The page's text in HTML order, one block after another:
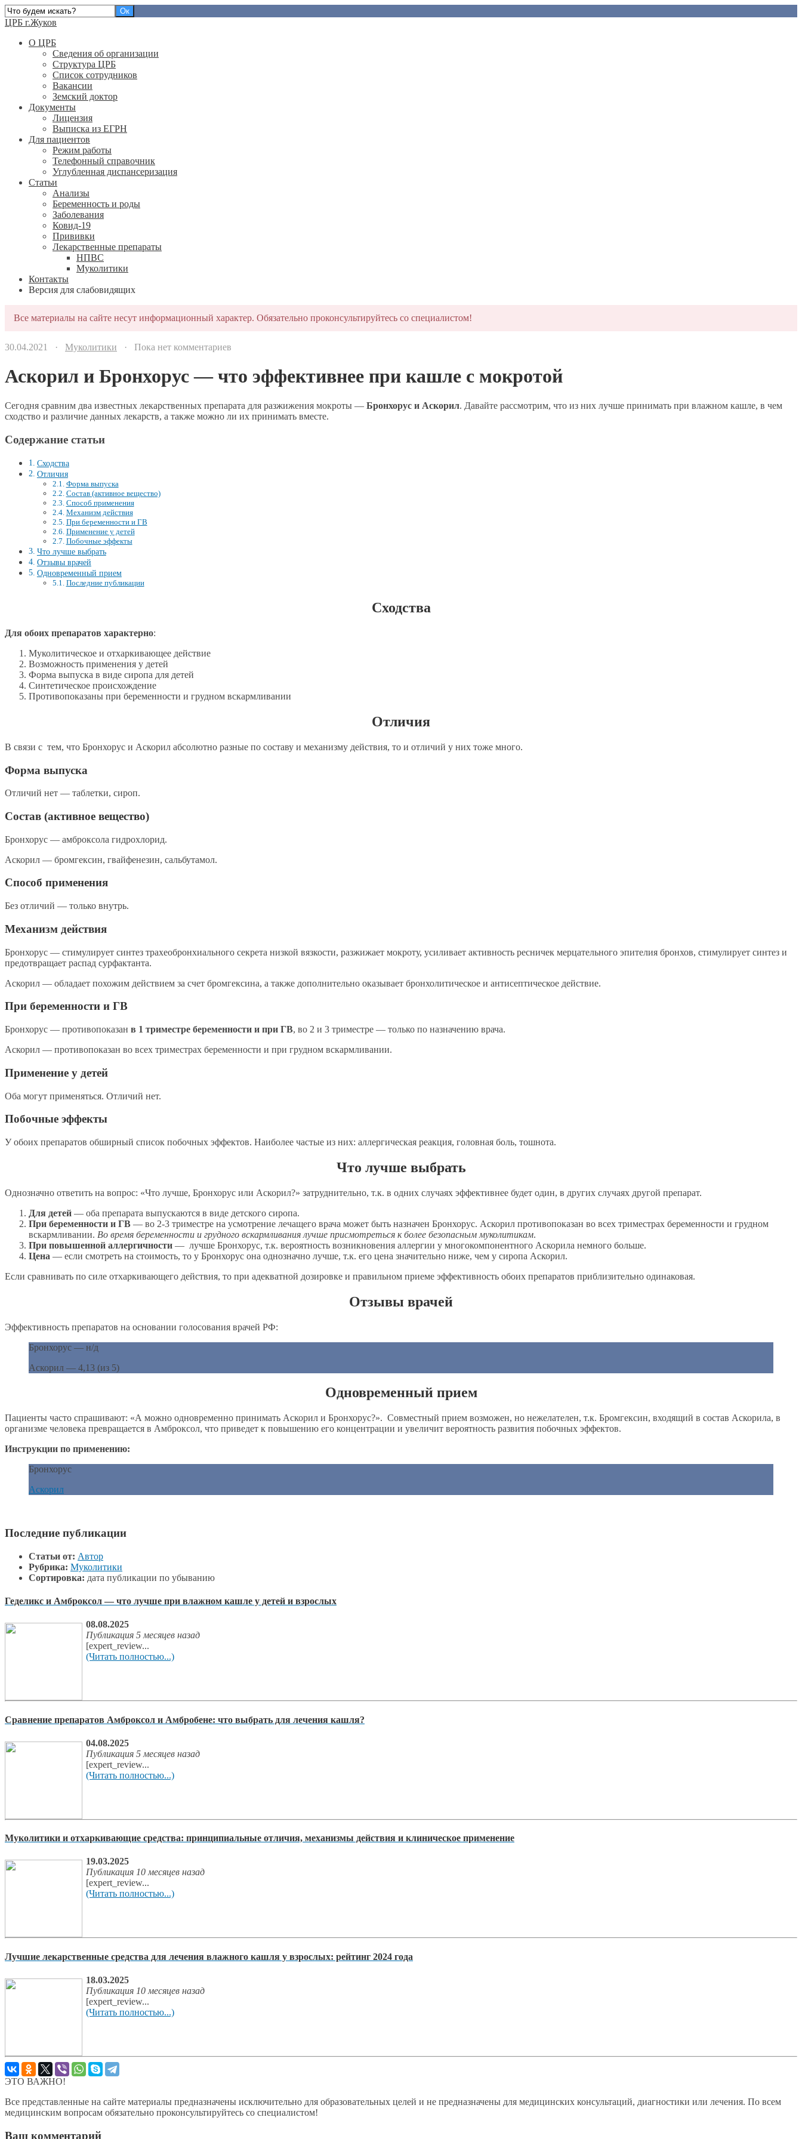
ЦРБ г.Жуков
О ЦРБ
Сведения об организации
Структура ЦРБ
Список сотрудников
Вакансии
Земский доктор
Документы
Лицензия
Выписка из ЕГРН
Для пациентов
Режим работы
Телефонный справочник
Углубленная диспансеризация
Статьи
Анализы
Беременность и роды
Заболевания
Ковид-19
Прививки
Лекарственные препараты
НПВС
Муколитики
Контакты
Версия для слабовидящих
Все материалы на сайте несут информационный характер. Обязательно проконсультируйтесь со специалистом!
30.04.2021 · Муколитики · Пока нет комментариев
Аскорил и Бронхорус — что эффективнее при кашле с мокротой
Сегодня сравним два известных лекарственных препарата для разжижения мокроты — Бронхорус и Аскорил. Давайте рассмотрим, что из них лучше принимать при влажном кашле, в чем
сходство и различие данных лекарств, а также можно ли их принимать вместе.
Содержание статьи
Сходства
Отличия
Форма выпуска
Состав (активное вещество)
Способ применения
Механизм действия
При беременности и ГВ
Применение у детей
Побочные эффекты
Что лучше выбрать
Отзывы врачей
Одновременный прием
Последние публикации
Сходства
Для обоих препаратов характерно:
Муколитическое и отхаркивающее действие
Возможность применения у детей
Форма выпуска в виде сиропа для детей
Синтетическое происхождение
Противопоказаны при беременности и грудном вскармливании
Отличия
В связи с тем, что Бронхорус и Аскорил абсолютно разные по составу и механизму действия, то и отличий у них тоже много.
Форма выпуска
Отличий нет — таблетки, сироп.
Состав (активное вещество)
Бронхорус — амброксола гидрохлорид.
Аскорил — бромгексин, гвайфенезин, сальбутамол.
Способ применения
Без отличий — только внутрь.
Механизм действия
Бронхорус — стимулирует синтез трахеобронхиального секрета низкой вязкости, разжижает мокроту, усиливает активность ресничек мерцательного эпителия бронхов, стимулирует синтез и
предотвращает распад сурфактанта.
Аскорил — обладает похожим действием за счет бромгексина, а также дополнительно оказывает бронхолитическое и антисептическое действие.
При беременности и ГВ
Бронхорус — противопоказан в 1 триместре беременности и при ГВ, во 2 и 3 триместре — только по назначению врача.
Аскорил — противопоказан во всех триместрах беременности и при грудном вскармливании.
Применение у детей
Оба могут применяться. Отличий нет.
Побочные эффекты
У обоих препаратов обширный список побочных эффектов. Наиболее частые из них: аллергическая реакция, головная боль, тошнота.
Что лучше выбрать
Однозначно ответить на вопрос: «Что лучше, Бронхорус или Аскорил?» затруднительно, т.к. в одних случаях эффективнее будет один, в других случаях другой препарат.
Для детей — оба препарата выпускаются в виде детского сиропа.
При беременности и ГВ — во 2-3 триместре на усмотрение лечащего врача может быть назначен Бронхорус. Аскорил противопоказан во всех триместрах беременности и грудном
вскармливании. Во время беременности и грудного вскармливания лучше присмотреться к более безопасным муколитикам.
При повышенной аллергичности — лучше Бронхорус, т.к. вероятность возникновения аллергии у многокомпонентного Аскорила немного больше.
Цена — если смотреть на стоимость, то у Бронхорус она однозначно лучше, т.к. его цена значительно ниже, чем у сиропа Аскорил.
Если сравнивать по силе отхаркивающего действия, то при адекватной дозировке и правильном приеме эффективность обоих препаратов приблизительно одинаковая.
Отзывы врачей
Эффективность препаратов на основании голосования врачей РФ:
Бронхорус — н/д
Аскорил — 4,13 (из 5)
Одновременный прием
Пациенты часто спрашивают: «А можно одновременно принимать Аскорил и Бронхорус?». Совместный прием возможен, но нежелателен, т.к. Бромгексин, входящий в состав Аскорила, в
организме человека превращается в Амброксол, что приведет к повышению его концентрации и увеличит вероятность развития побочных эффектов.
Инструкции по применению:
Бронхорус
Аскорил
Последние публикации
Статьи от: Автор
Рубрика: Муколитики
Сортировка: дата публикации по убыванию
Геделикс и Амброксол — что лучше при влажном кашле у детей и взрослых
08.08.2025
Публикация 5 месяцев назад
[expert_review...
(Читать полностью...)
Сравнение препаратов Амброксол и Амбробене: что выбрать для лечения кашля?
04.08.2025
Публикация 5 месяцев назад
[expert_review...
(Читать полностью...)
Муколитики и отхаркивающие средства: принципиальные отличия, механизмы действия и клиническое применение
19.03.2025
Публикация 10 месяцев назад
[expert_review...
(Читать полностью...)
Лучшие лекарственные средства для лечения влажного кашля у взрослых: рейтинг 2024 года
18.03.2025
Публикация 10 месяцев назад
[expert_review...
(Читать полностью...)
ЭТО ВАЖНО!
Все представленные на сайте материалы предназначены исключительно для образовательных целей и не предназначены для медицинских консультаций, диагностики или лечения. По всем
медицинским вопросам обязательно проконсультируйтесь со специалистом!
Ваш комментарий